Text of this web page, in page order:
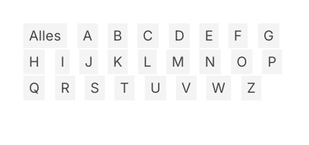
Alles A B C D E F
G
H
I J K L M N O
P
Q
R S T U V W Z